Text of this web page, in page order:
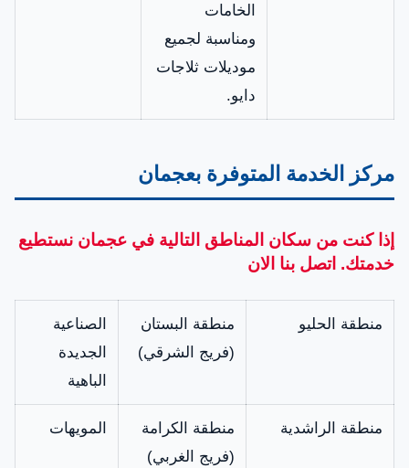
الخامات
ومناسبة لجميع
موديلات ثلاجات
دايو.
مركز الخدمة المتوفرة بعجمان
إذا كنت من سكان المناطق التالية في عجمان نستطيع
خدمتك. اتصل بنا الان
منطقة الحليو
منطقة البستان
(فريج الشرقي)
الصناعية
الجديدة
الباهية
منطقة الراشدية
منطقة الكرامة
(فريج الغربي)
المويهات